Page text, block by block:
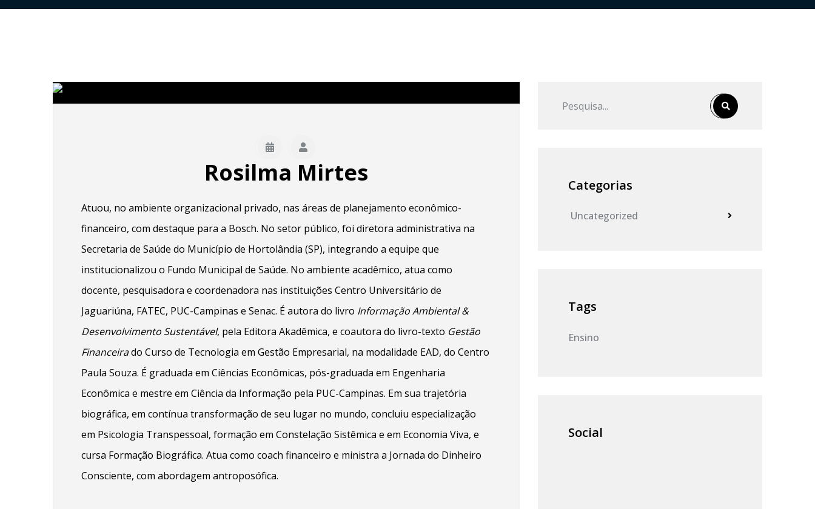
Rosilma Mirtes
Atuou, no ambiente organizacional privado, nas áreas de planejamento econômico-
financeiro, com destaque para a Bosch. No setor público, foi diretora administrativa na
Secretaria de Saúde do Município de Hortolândia (SP), integrando a equipe que
institucionalizou o Fundo Municipal de Saúde. No ambiente acadêmico, atua como
docente, pesquisadora e coordenadora nas instituições Centro Universitário de
Jaguariúna, FATEC, PUC-Campinas e Senac. É autora do livro Informação Ambiental &
Desenvolvimento Sustentável, pela Editora Akadêmica, e coautora do livro-texto Gestão
Financeirado Curso de Tecnologia em Gestão Empresarial, na modalidade EAD, do Centro
Paula Souza. É graduada em Ciências Econômicas, pós-graduada em Engenharia
Econômica e mestre em Ciência da Informação pela PUC-Campinas. Em sua trajetória
biográfica, em contínua transformação de seu lugar no mundo, concluiu especialização
em Psicologia Transpessoal, formação em Constelação Sistêmica e em Economia Viva, e
cursa Formação Biográfica. Atua como coach financeiro e ministra a Jornada do Dinheiro
Consciente, com abordagem antroposófica.
Categorias
Uncategorized
Tags
Ensino
Social